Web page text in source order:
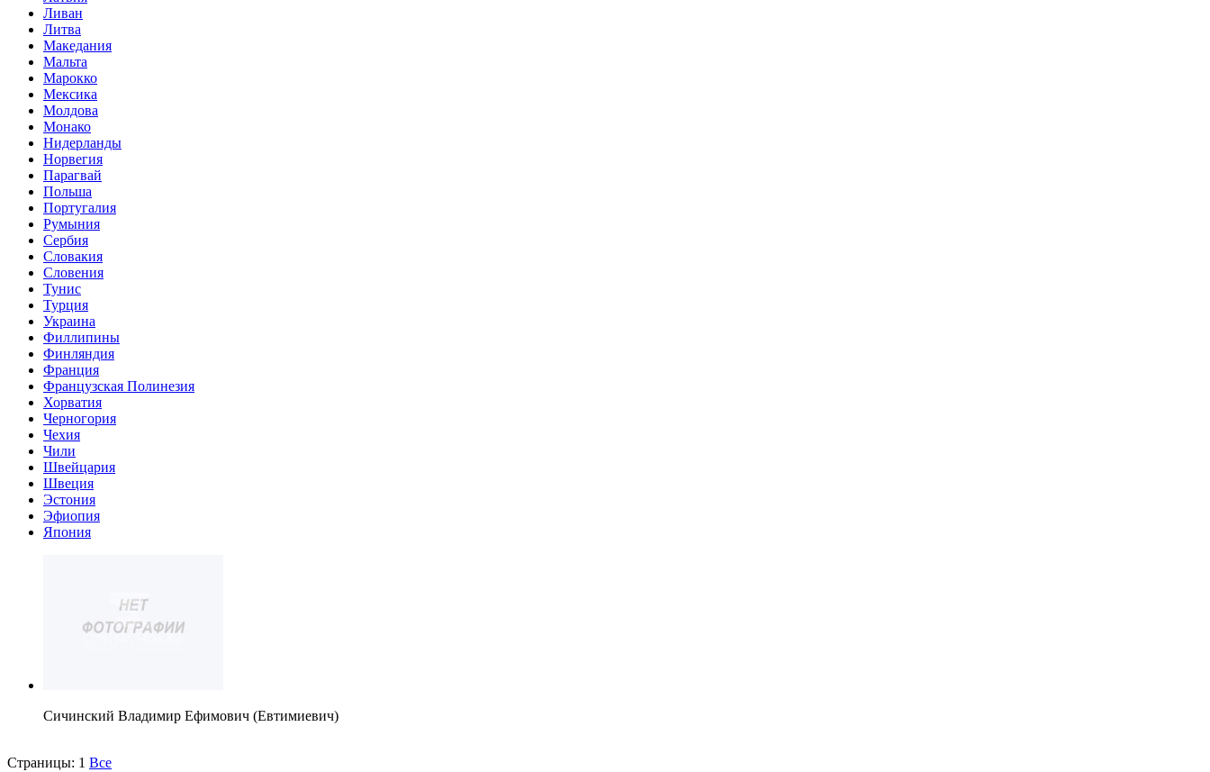
Ливан
Литва
Македания
Мальта
Марокко
Мексика
Молдова
Монако
Нидерланды
Норвегия
Парагвай
Польша
Португалия
Румыния
Сербия
Словакия
Словения
Тунис
Турция
Украина
Филлипины
Финляндия
Франция
Французская Полинезия
Хорватия
Черногория
Чехия
Чили
Швейцария
Швеция
Эстония
Эфиопия
Япония
Сичинский Владимир Ефимович (Евтимиевич)
Страницы: 1 Все